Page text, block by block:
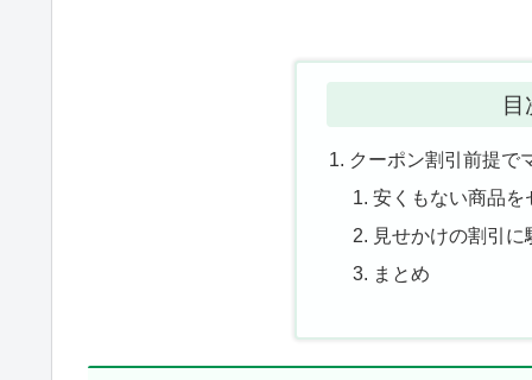
目
クーポン割引前提で
安くもない商品を
見せかけの割引
まとめ